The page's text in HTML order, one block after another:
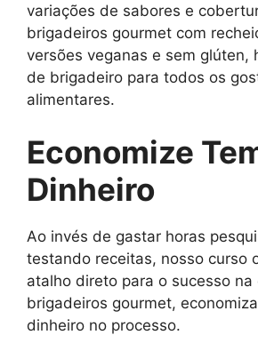
variações de sabores e
brigadeiros gourmet com
versões veganas e sem glúten,
de brigadeiro para todos os
alimentares.
Economize
Dinheiro
Ao invés de gastar horas
testando receitas, nosso curso
atalho direto para o sucesso na
brigadeiros gourmet,
dinheiro no processo.